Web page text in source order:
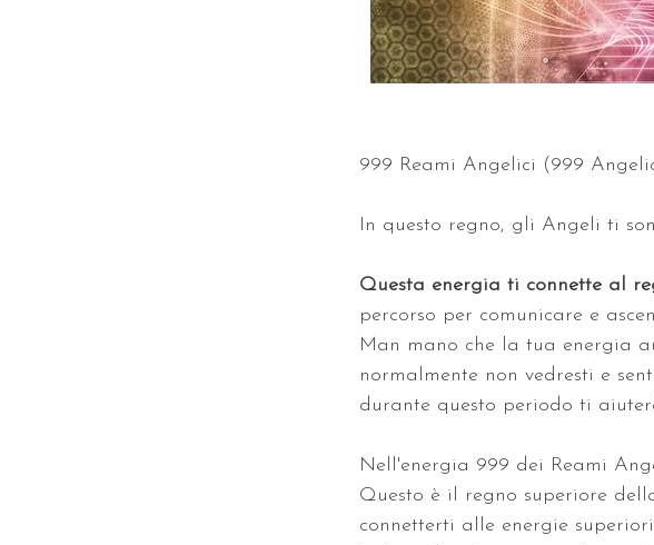
999 Reami Angelici (999
In questo regno, gli Angeli ti
Questa energia ti connette al
percorso per comunicare e
Man mano che la tua energia
normalmente non vedresti e
durante questo periodo ti
Nell'energia 999 dei Reami
Questo è il regno superiore
connetterti alle energie